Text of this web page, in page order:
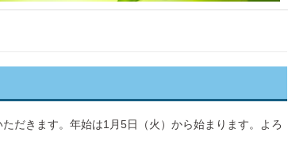
だきます。年始は1月5日（火）から始まります。よろ